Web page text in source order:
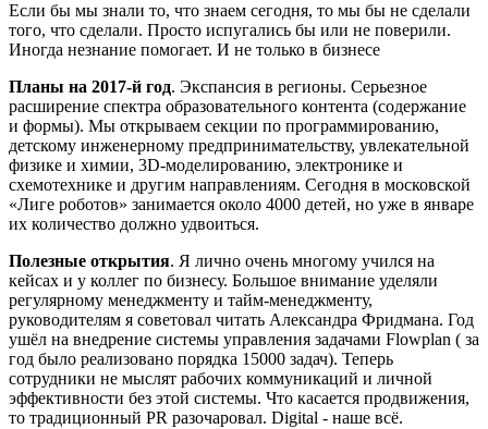
Если бы мы знали то, что знаем сегодня, то мы бы не сделали
того, что сделали. Просто испугались бы или не поверили.
Иногда незнание помогает. И не только в бизнесе
Планы на 2017-й год. Экспансия в регионы. Серьезное
расширение спектра образовательного контента (содержание
и формы). Мы открываем секции по программированию,
детскому инженерному предпринимательству, увлекательной
физике и химии, 3D-моделированию, электронике и
схемотехнике и другим направлениям. Сегодня в московской
«Лиге роботов» занимается около 4000 детей, но уже в январе
их количество должно удвоиться.
Полезные открытия. Я лично очень многому учился на
кейсах и у коллег по бизнесу. Большое внимание уделяли
регулярному менеджменту и тайм-менеджменту,
руководителям я советовал читать Александра Фридмана. Год
ушёл на внедрение системы управления задачами Flowplan ( за
год было реализовано порядка 15000 задач). Теперь
сотрудники не мыслят рабочих коммуникаций и личной
эффективности без этой системы. Что касается продвижения,
то традиционный PR разочаровал. Digital - наше всё.